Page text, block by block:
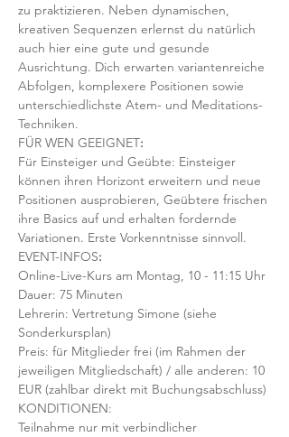
zu praktizieren. Neben dynamischen,
kreativen Sequenzen erlernst du natürlich
auch hier eine gute und gesunde
Ausrichtung. Dich erwarten variantenreiche
Abfolgen, komplexere Positionen sowie
unterschiedlichste Atem- und Meditations-
Techniken.
FÜR WEN GEEIGNET:
Für Einsteiger und Geübte: Einsteiger
können ihren Horizont erweitern und neue
Positionen ausprobieren, Geübtere frischen
ihre Basics auf und erhalten fordernde
Variationen. Erste Vorkenntnisse sinnvoll.
EVENT-INFOS:
Online-Live-Kurs am Montag, 10 - 11:15 Uhr
Dauer: 75 Minuten
Lehrerin: Vertretung Simone (siehe
Sonderkursplan)
Preis: für Mitglieder frei (im Rahmen der
jeweiligen Mitgliedschaft) / alle anderen: 10
EUR (zahlbar direkt mit Buchungsabschluss)
KONDITIONEN:
Teilnahme nur mit verbindlicher